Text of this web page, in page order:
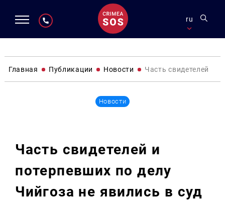
ru
Главная Публикации Новости Часть свидетелей и
Новости
Часть свидетелей и
потерпевших по делу
Чийгоза не явились в суд